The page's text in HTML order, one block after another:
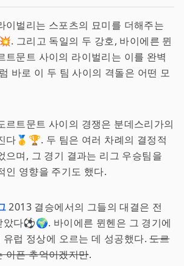
이벌리는 스포츠의 묘미를 더해주는
그리고 독일의 두 강호, 바이에른 뮌
트문트 사이의 라이벌리는 이를 완벽
바로 이 두 팀 사이의 격돌은 어떤 모
르트문트 사이의 경쟁은 분데스리가의
다🥇🏆. 두 팀은 여러 차례의 결정적
으며, 그 경기 결과는 리그 우승팀을
인 영향을 주기도 했다.
2013 결승에서의 그들의 대결은 전
았다⚽️🌍. 바이에른 뮌헨은 그 경기에
유럽 정상에 오르는 데 성공했다.도르
아픈 추억이겠지만.